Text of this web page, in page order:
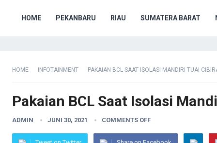
HOME PEKANBARU RIAU SUMATERA BARAT
HOME INFOTAINMENT PAKAIAN BCL SAAT ISOLASI MANDIRI TUAI
Pakaian BCL Saat Isolasi
ADMIN JUNI 30, 2021 COMMENTS OFF